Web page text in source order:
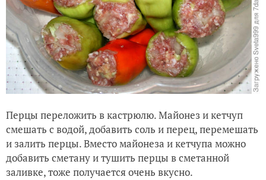
Перцы переложить в кастрюлю. Майонез и кетчуп
смешать с водой, добавить соль и перец, перемешать
и залить перцы. Вместо майонеза и кетчупа можно
добавить сметану и тушить перцы в сметанной
заливке, тоже получается очень вкусно.